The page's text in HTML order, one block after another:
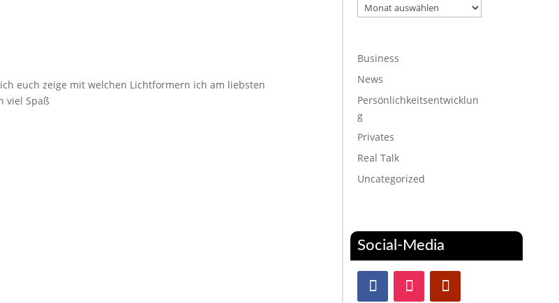
euch zeige mit welchen Lichtformern ich am liebsten
viel Spaß
Archiv
Business
News
Persönlichkeitsentwicklun
g
Privates
Real Talk
Uncategorized
Social-Media